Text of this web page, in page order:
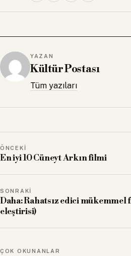
YAZAN
Kültür Postası
Tüm yazıları
ÖNCEKI
En iyi 10 Cüneyt Arkın filmi
SONRAKI
Daha: Rahatsız edici
eleştirisi)
ÇOK OKUNANLAR